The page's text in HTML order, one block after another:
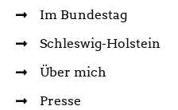
Im Bundestag
Schleswig-Holstein
Über mich
Presse